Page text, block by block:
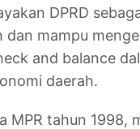
DPRD
dan mampu
and balance
daerah.
MPR tahun 1998,